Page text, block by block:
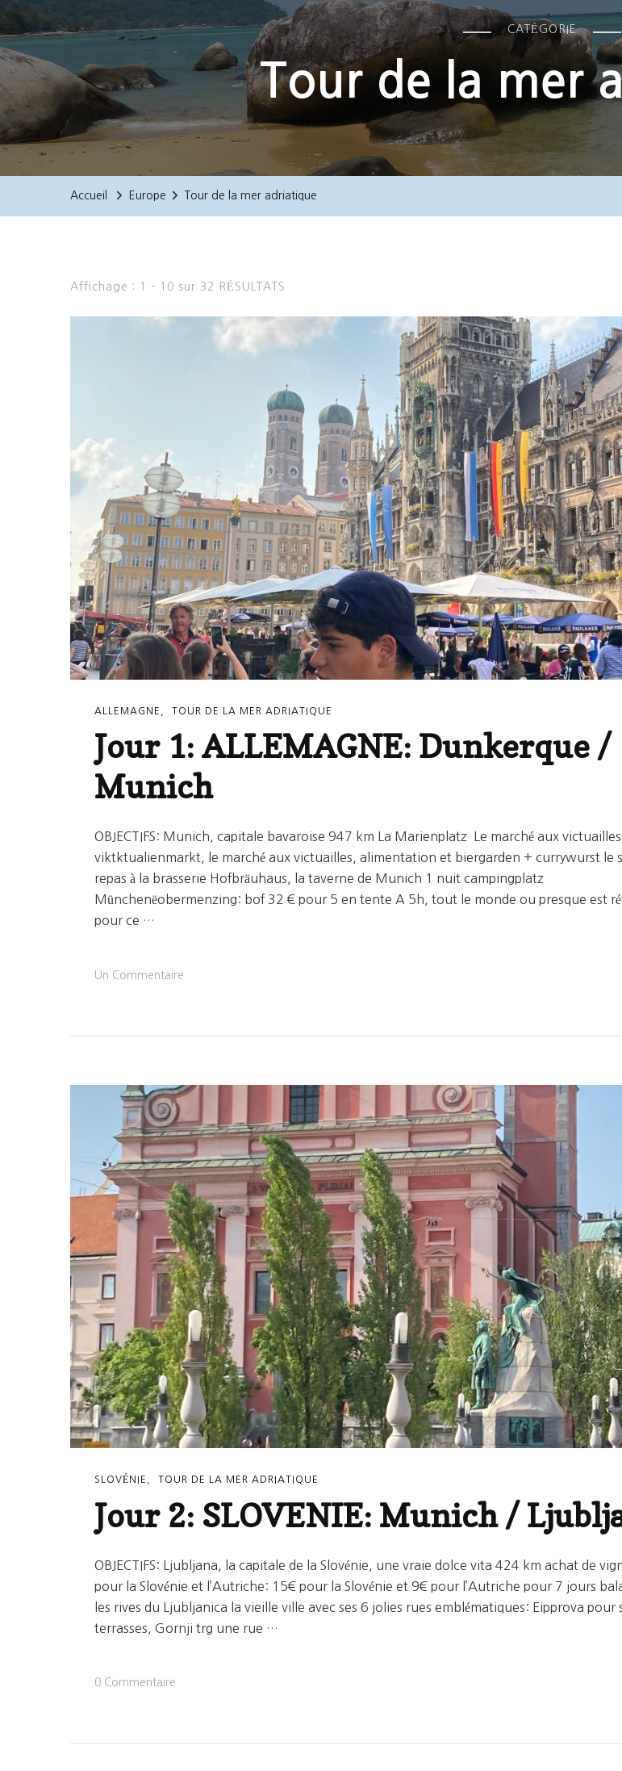
CATÉGORIE
Tour de la mer
Accueil Europe Tour de la mer adriatique
Affichage : 1 - 10 sur 32 RÉSULTATS
ALLEMAGNE TOUR DE LA MER ADRIATIQUE
Jour 1: ALLEMAGNE: Dunkerque /
Munich
OBJECTIFS: Munich, capitale bavaroise 947 km La Marienplatz Le marché aux
viktktualienmarkt, le marché aux victuailles, alimentation et biergarden + currywurst le
repas à la brasserie Hofbräuhaus, la taverne de Munich 1 nuit campingplatz
Münchenëobermenzing: bof 32 € pour 5 en tente A 5h, tout le monde ou presque est
pour ce …
Un Commentaire
/
SLOVÉNIE TOUR DE LA MER ADRIATIQUE
Jour 2: SLOVENIE: Munich /
OBJECTIFS: Ljubljana, la capitale de la Slovénie, une vraie dolce vita 424 km achat de
pour la Slovénie et l’Autriche: 15€ pour la Slovénie et 9€ pour l’Autriche pour 7 jours
les rives du Ljubljanica la vieille ville avec ses 6 jolies rues emblématiques: Eipprova pour
terrasses, Gornji trg une rue …
0 Commentaire